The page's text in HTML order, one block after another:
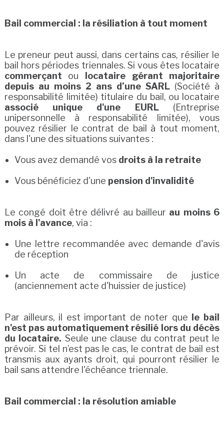
Bail commercial : la résiliation à tout moment
Le preneur peut aussi, dans certains cas, résilier le
bail hors périodes triennales. Si vous êtes locataire
commerçant ou
locataire gérant majoritaire
depuis au moins 2 ans d’une SARL (Société à
responsabilité limitée) titulaire du bail, ou locataire
associé unique d'une EURL(Entreprise
unipersonnelle à responsabilité limitée), vous
pouvez résilier le contrat de bail à tout moment,
dans l'une des situations suivantes :
Vous avez demandé vos droits à la retraite
Vous bénéficiez d'une pension d'invalidité
Le congé doit être délivré au bailleur au moins 6
mois à l'avance, via :
Une lettre recommandée avec demande d'avis
de réception
Un acte de commissaire de justice
(anciennement acte d'huissier de justice)
Par ailleurs, il est important de noter que
le bail
n'est pas automatiquement résilié lors du décès
du locataire. Seule une clause du contrat peut le
prévoir. Si tel n’est pas le cas, le contrat de bail est
transmis aux ayants droit, qui pourront résilier le
bail sans attendre l'échéance triennale.
Bail commercial : la résolution amiable